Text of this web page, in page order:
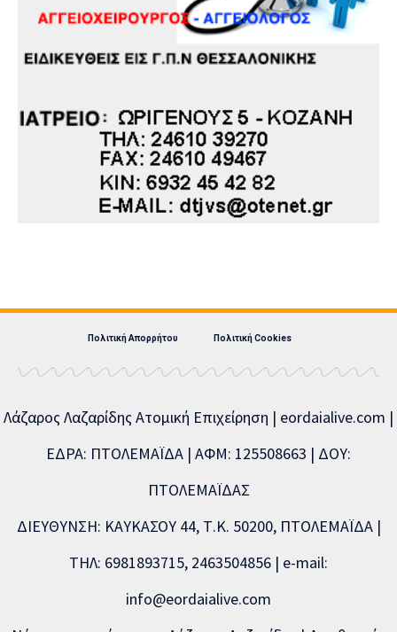
Πολιτική Απορρήτου Πολιτική Cookies
Λάζαρος Λαζαρίδης Ατομική Επιχείρηση | eordaialive.com |
ΕΔΡΑ: ΠΤΟΛΕΜΑΪΔΑ | ΑΦΜ: 125508663 | ΔΟΥ:
ΠΤΟΛΕΜΑΪΔΑΣ
ΔΙΕΥΘΥΝΣΗ: ΚΑΥΚΑΣΟΥ 44, Τ.Κ. 50200, ΠΤΟΛΕΜΑΪΔΑ |
ΤΗΛ: 6981893715, 2463504856 | e-mail:
info@eordaialive.com